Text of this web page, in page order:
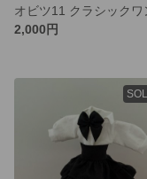
2,000円